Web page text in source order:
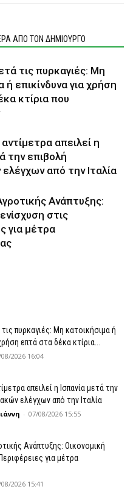
ΑΠΟ ΤΟΝ ΔΗΜΙΟΥΡΓΟ
τις πυρκαγιές: Μη
ή επικίνδυνα για χρήση
κτίρια που
απειλεί η
την επιβολή
από την Ιταλία
Ανάπτυξης:
στις
για μέτρα
πυρκαγιές: Μη κατοικήσιμα ή
επτά στα δέκα κτίρια...
2026 16:04
απειλεί η Ισπανία μετά την
ελέγχων από την Ιταλία
- 07/08/2026 15:55
Ανάπτυξης: Οικονομική
για μέτρα
2026 15:41